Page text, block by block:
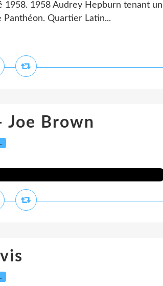
1958. 1958 Audrey Hepburn tenant un
Panthéon. Quartier Latin...
Joe Brown